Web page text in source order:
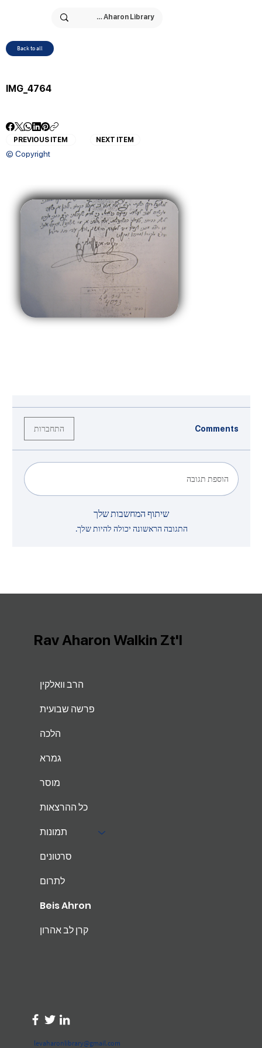
Back to all
IMG_4764
PREVIOUS ITEM NEXT ITEM
© Copyright
Comments התחברות
הוספת תגובה
שיתוף המחשבות שלך
התגובה הראשונה יכולה להיות שלך.
הרב וואלקין
פרשה שבועית
הלכה
גמרא
מוסר
כל ההרצאות
תמונות
סרטונים
לתרום
Beis Ahron
קרן לב אהרון
levaharonlibrary@gmail.com
Rav Aharon Walkin Zt'l